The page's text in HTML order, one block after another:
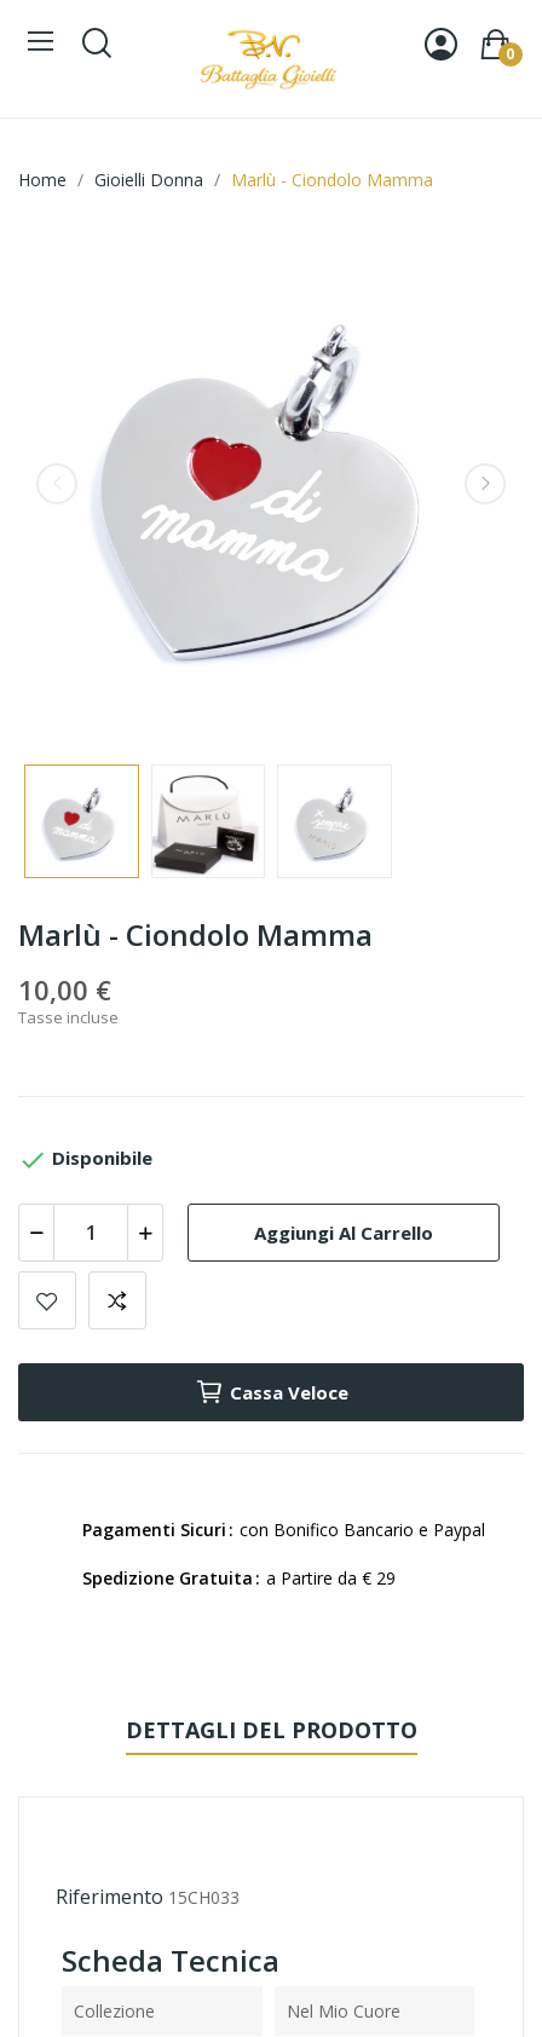
0
Home Gioielli Donna Marlù - Ciondolo Mamma
Marlù - Ciondolo Mamma
10,00 €
Tasse incluse
 Disponibile
Aggiungi Al Carrello
Cassa Veloce
Pagamenti Sicuri con Bonifico Bancario e Paypal
Spedizione Gratuita a Partire da € 29
DETTAGLI DEL PRODOTTO
Riferimento 15CH033
Scheda Tecnica
Collezione Nel Mio Cuore